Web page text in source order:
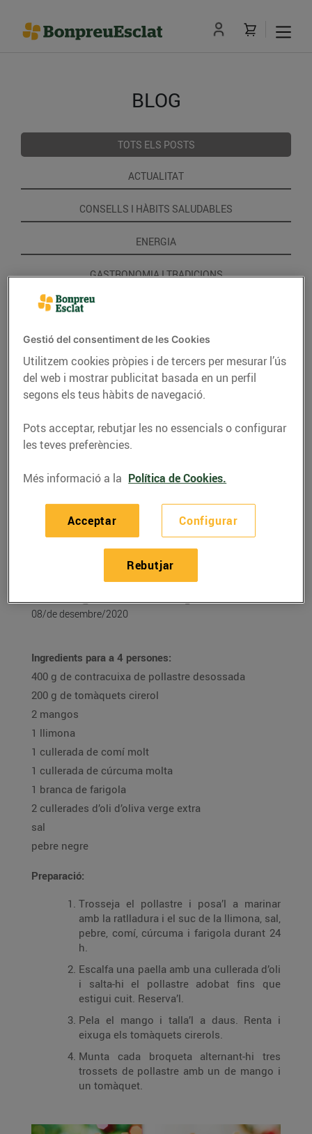
BLOG
TOTS ELS POSTS
ACTUALITAT
CONSELLS I HÀBITS SALUDABLES
ENERGIA
GASTRONOMIA I TRADICIONS
RECEPTES
Minibroquetes de
pollastre marinat amb
mango i tomàquet
08/de desembre/2020
Ingredients para a 4 persones:
400 g de contracuixa de pollastre desossada
200 g de tomàquets cirerol
2 mangos
1 llimona
1 cullerada de comí molt
1 cullerada de cúrcuma molta
1 branca de farigola
2 cullerades d’oli d’oliva verge extra
sal
pebre negre
Preparació:
Trosseja el pollastre i posa’l a marinar
amb la ratlladura i el suc de la llimona, sal,
pebre, comí, cúrcuma i farigola durant 24
h.
Escalfa una paella amb una cullerada d’oli
i salta-hi el pollastre adobat fins que
estigui cuit. Reserva’l.
Pela el mango i talla’l a daus. Renta i
eixuga els tomàquets cirerols.
Munta cada broqueta alternant-hi tres
trossets de pollastre amb un de mango i
un tomàquet.
Gestió del consentiment de les Cookies
Utilitzem cookies pròpies i de tercers per mesurar l’ús
del web i mostrar publicitat basada en un perfil
segons els teus hàbits de navegació.
Pots acceptar, rebutjar les no essencials o configurar
les teves preferències.
Més informació a la Política de Cookies.
Configurar
Rebutjar
Acceptar